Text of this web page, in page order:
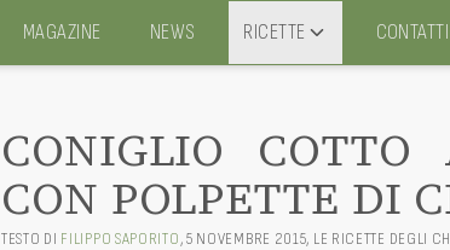
MAGAZINE NEWS RICETTE CONTATTI
CONIGLIO COTTO
CON POLPETTE DI
TESTO DI FILIPPO SAPORITO,5 NOVEMBRE 2015, LE RICETTE DEGLI